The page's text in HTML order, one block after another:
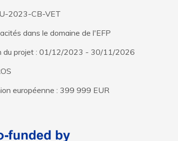
2023-CB-VET
dans le domaine de l'EFP
du projet : 01/12/2023 - 30/11/2026
européenne : 399 999 EUR